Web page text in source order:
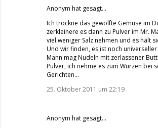
Anonym hat gesagt…
Ich trockne das gewolfte Gemüse im
zerkleinere es dann zu Pulver im Mr.
viel weniger Salz nehmen und es hält
Und wir finden, es ist noch
Mann mag Nudeln mit zerlassener
Pulver, ich nehme es zum Würzen bei
Gerichten...
25. Oktober 2011 um 22:19
Anonym hat gesagt…